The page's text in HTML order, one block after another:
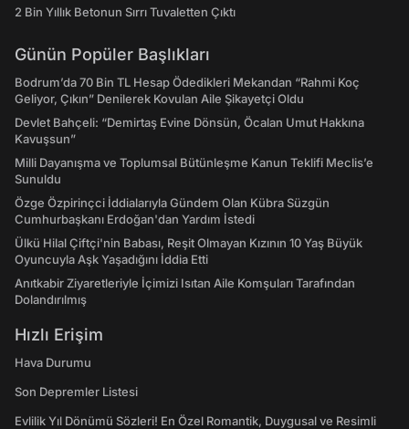
2 Bin Yıllık Betonun Sırrı Tuvaletten Çıktı
Günün Popüler Başlıkları
Bodrum’da 70 Bin TL Hesap Ödedikleri Mekandan “Rahmi Koç
Geliyor, Çıkın” Denilerek Kovulan Aile Şikayetçi Oldu
Devlet Bahçeli: “Demirtaş Evine Dönsün, Öcalan Umut Hakkına
Kavuşsun”
Milli Dayanışma ve Toplumsal Bütünleşme Kanun Teklifi Meclis’e
Sunuldu
Özge Özpirinçci İddialarıyla Gündem Olan Kübra Süzgün
Cumhurbaşkanı Erdoğan'dan Yardım İstedi
Ülkü Hilal Çiftçi'nin Babası, Reşit Olmayan Kızının 10 Yaş Büyük
Oyuncuyla Aşk Yaşadığını İddia Etti
Anıtkabir Ziyaretleriyle İçimizi Isıtan Aile Komşuları Tarafından
Dolandırılmış
Hızlı Erişim
Hava Durumu
Son Depremler Listesi
Evlilik Yıl Dönümü Sözleri! En Özel Romantik, Duygusal ve Resimli